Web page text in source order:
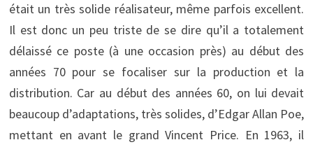
était un très solide réalisateur, même parfois excellent.
Il est donc un peu triste de se dire qu’il a totalement
délaissé ce poste (à une occasion près) au début des
années 70 pour se focaliser sur la production et la
distribution. Car au début des années 60, on lui devait
beaucoup d’adaptations, très solides, d’Edgar Allan Poe,
mettant en avant le grand Vincent Price. En 1963, il